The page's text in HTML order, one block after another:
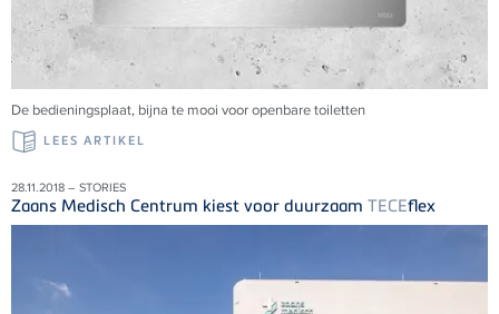
De bedieningsplaat, bijna te mooi voor openbare toiletten
LEES ARTIKEL
28.11.2018 – STORIES
Zaans Medisch Centrum kiest voor duurzaam TECEflex